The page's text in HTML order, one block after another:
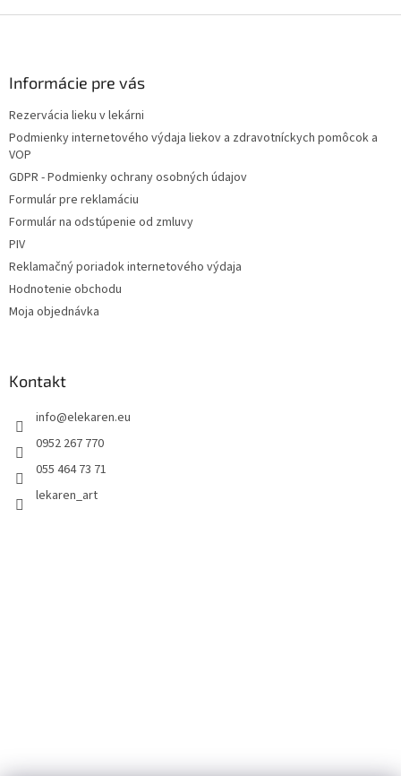
Informácie pre vás
Rezervácia lieku v lekárni
Podmienky internetového výdaja liekov a zdravotníckych pomôcok a
VOP
GDPR - Podmienky ochrany osobných údajov
Formulár pre reklamáciu
Formulár na odstúpenie od zmluvy
PIV
Reklamačný poriadok internetového výdaja
Hodnotenie obchodu
Moja objednávka
Kontakt
info@elekaren.eu
0952 267 770
055 464 73 71
lekaren_art